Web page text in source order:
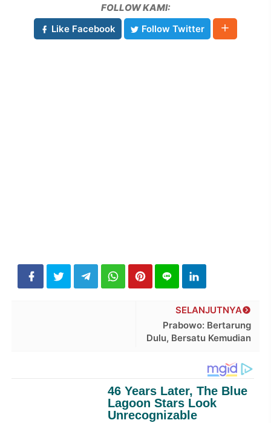
FOLLOW KAMI:
Like Facebook
Follow Twitter
SELANJUTNYA
Prabowo: Bertarung
Dulu, Bersatu Kemudian